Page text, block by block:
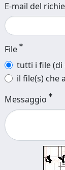
E-mail del
File
tutti i file (di
il file(s) che
Messaggio